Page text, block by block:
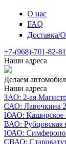
О нас
FAQ
Доставка/
+7-(968)-701-82-81
Наши адреса
Делаем
Наши адреса
ЗАО: 2-ая
САО: Лавочкина
ЮАО: Каширское
ВАО: Рубцовская
ЮАО:
СВАО: